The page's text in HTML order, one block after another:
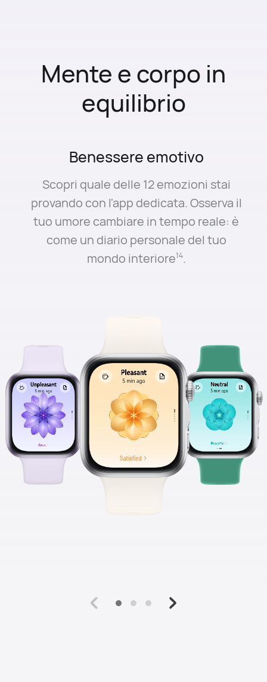
Mente e corpo in
equilibrio
Benessere emotivo
Scopri quale delle 12 emozioni stai
provando con l'app dedicata. Osserva il
tuo umore cambiare in tempo reale: è
come un diario personale del tuo
mondo interiore14.
3
15
esercizi
Stress
Punteggio
sonno